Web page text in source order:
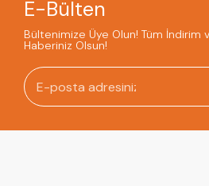
E-Bülten
Bültenimize Üye Olun! Tüm İndirim
Haberiniz Olsun!